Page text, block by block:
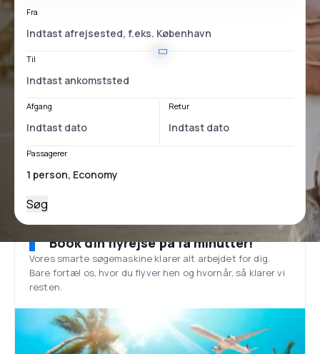
Fra
Til
Afgang Retur
Passagerer
Søg
Book din flyrejse på få minutter!
Vores smarte søgemaskine klarer alt arbejdet for dig.
Bare fortæl os, hvor du flyver hen og hvornår, så klarer vi
resten.